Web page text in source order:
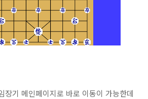
장기 메인페이지로 바로 이동이 가능한데